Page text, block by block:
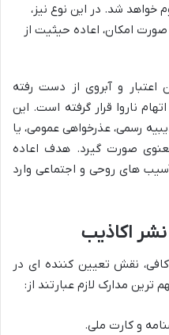
خواهد شد. در این نوع نیز،
امکان، اعاده حیثیت از
اعتبار و آبروی از دست رفته
ناروا قرار گرفته است. این
رسمی، عذرخواهی عمومی، یا
صورت گیرد. هدف اعاده
های روحی و اجتماعی وارد
اکاذیب
نقش تعیین کننده ای در
ترین مدارک لازم عبارتند از:
و کارت ملی.